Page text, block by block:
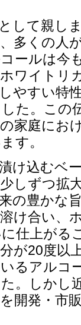
して親し
多くの人
ールは今
ワイトリ
やすい特
た。この
家庭にお
す。
け込むベ
しずつ拡
の豊かな
け合い、
仕上がる
が20度以
るアルコ
。しかし
開発・市